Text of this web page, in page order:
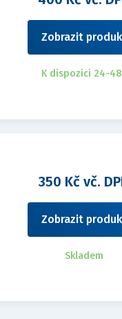
Zobrazit
K dispozici 24-
350 Kč vč.
Zobrazit
Skladem